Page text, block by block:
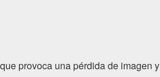
provoca una pérdida de imagen y